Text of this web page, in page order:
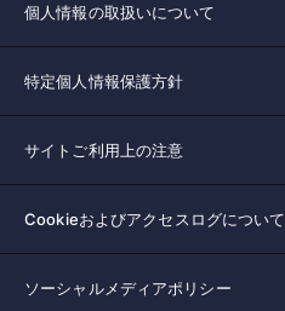
個人情報の取扱いについて
特定個人情報保護方針
サイトご利用上の注意
Cookieおよびアクセスログについて
ソーシャルメディアポリシー